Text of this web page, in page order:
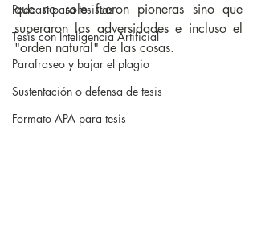
Podcast para tesistas
Tesis con Inteligencia Artificial
Parafraseo y bajar el plagio
Sustentación o defensa de tesis
Formato APA para tesis
que no solo fueron pioneras sino que
superaron las adversidades e incluso el
"orden natural" de las cosas.